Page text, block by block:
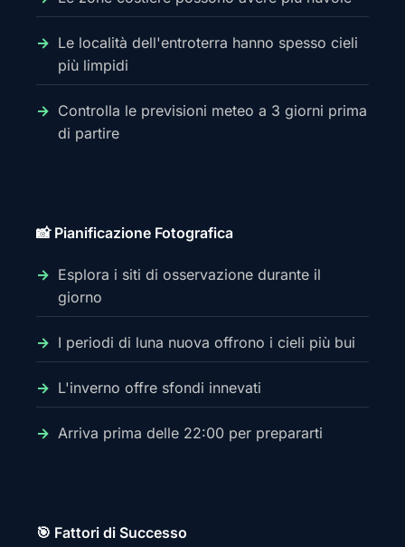
Le località dell'entroterra hanno spesso cieli
più limpidi
Controlla le previsioni meteo a 3 giorni prima
di partire
📸 Pianificazione Fotografica
Esplora i siti di osservazione durante il
giorno
I periodi di luna nuova offrono i cieli più bui
L'inverno offre sfondi innevati
Arriva prima delle 22:00 per prepararti
🎯 Fattori di Successo